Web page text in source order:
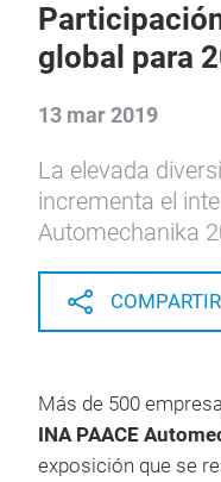
global para
13 mar 2019
La elevada
incrementa el
Automechanika
COMPARTIR
Más de 500
INA PAACE
exposición que se